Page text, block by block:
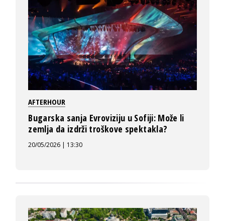
AFTERHOUR
Bugarska sanja Evroviziju u Sofiji: Može li
zemlja da izdrži troškove spektakla?
20/05/2026 | 13:30